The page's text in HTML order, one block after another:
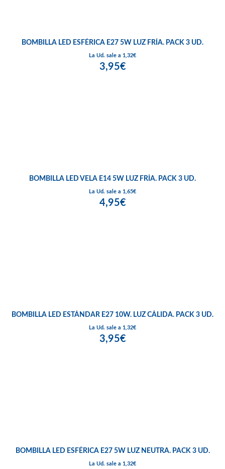
BOMBILLA LED ESFÉRICA E27 5W LUZ FRÍA. PACK 3 UD.
La Ud. sale a 1,32€
3,95€
BOMBILLA LED VELA E14 5W LUZ FRÍA. PACK 3 UD.
La Ud. sale a 1,65€
4,95€
BOMBILLA LED ESTÁNDAR E27 10W. LUZ CÁLIDA. PACK 3 UD.
La Ud. sale a 1,32€
3,95€
BOMBILLA LED ESFÉRICA E27 5W LUZ NEUTRA. PACK 3 UD.
La Ud. sale a 1,32€